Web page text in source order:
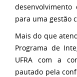
para uma gestão
Mais do que
Programa de
UFRA com a
pautado pela